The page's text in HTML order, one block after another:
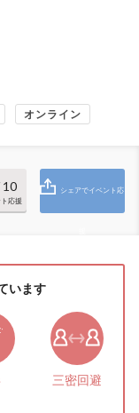
オンライン
応援
シェアでイベント応
います
三密回避